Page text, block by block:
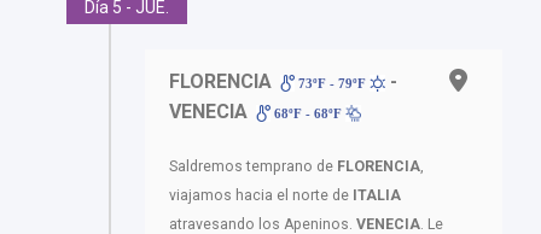
Día 5 - JUE.
FLORENCIA 73ºF - 79ºF
-
VENECIA
68ºF - 68ºF
Saldremos temprano de FLORENCIA
viajamos hacia el norte de ITALIA
atravesando los Apeninos. VENECIA . Le